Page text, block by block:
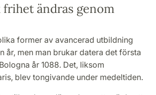
frihet ändras genom
former av avancerad utbildning
år, men man brukar datera det första
år 1088. Det, liksom
blev tongivande under medeltiden.